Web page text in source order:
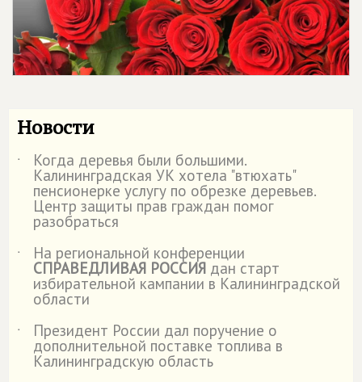
Новости
˙ Когда деревья были большими.
Калининградская УК хотела "втюхать"
пенсионерке услугу по обрезке деревьев.
Центр защиты прав граждан помог
разобраться
˙
На региональной конференции
СПРАВЕДЛИВАЯ РОССИЯ дан старт
избирательной кампании в Калининградской
области
˙
Президент России дал поручение о
дополнительной поставке топлива в
Калининградскую область